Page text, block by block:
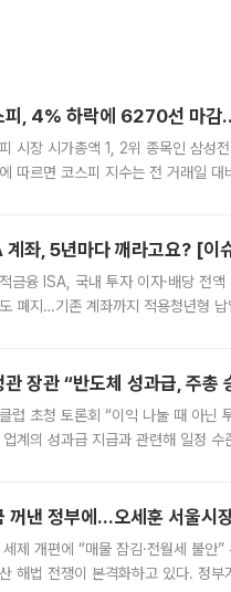
피, 4% 하락에 6270선 마감
시장 시가총액 1, 2위 종목인 삼성
따르면 코스피 지수는 전 거래일
계좌, 5년마다 깨라고요? [이
금융 ISA, 국내 투자 이자·배당 전
폐지…기존 계좌까지 적용청년형
관 장관 “반도체 성과급, 주총
럽 초청 토론회 “이익 나눌 때 아닌
업계의 성과급 지급과 관련해 일정
꺼낸 정부에…오세훈 서울시
제 개편에 “매물 잠김·전월세 불안
해법 전쟁이 본격화하고 있다. 정